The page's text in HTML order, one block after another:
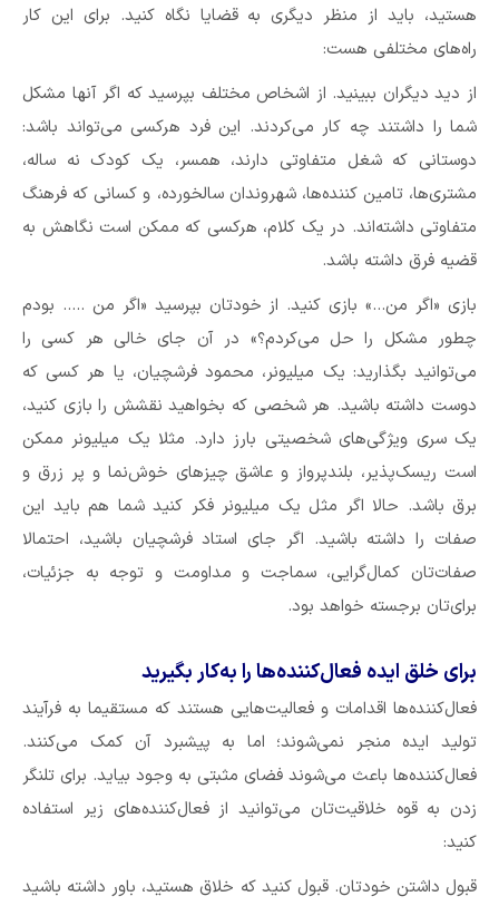
هستید، باید از منظر دیگری به قضایا نگاه کنید. برای این کار
راه‌های مختلفی هست:
از دید دیگران ببینید. از اشخاص مختلف بپرسید که اگر آنها مشکل
شما را داشتند چه کار می‌کردند. این فرد هرکسی می‌تواند باشد:‌
دوستانی که شغل متفاوتی دارند، همسر، یک کودک نه ساله،
مشتری‌ها، تامین کننده‌ها، شهروندان سالخورده، و کسانی که فرهنگ
متفاوتی داشته‌اند. در یک کلام، هرکسی که ممکن است نگاهش به
قضیه فرق داشته باشد.
بازی «اگر من…» بازی کنید. از خودتان بپرسید «اگر من ….. بودم
چطور مشکل را حل می‌کردم؟» در آن جای خالی هر کسی را
می‌توانید بگذارید:‌ یک میلیونر، محمود فرشچیان، یا هر کسی که
دوست داشته باشید. هر شخصی که بخواهید نقشش را بازی کنید،
یک سری ویژگی‌های شخصیتی بارز دارد. مثلا یک میلیونر ممکن
است ریسک‌پذیر، بلندپرواز و عاشق چیز‌های خوش‌نما و پر زرق و
برق باشد. حالا اگر مثل یک میلیونر فکر کنید شما هم باید این
صفات را داشته باشید. اگر جای استاد فرشچیان باشید، احتمالا
صفات‌تان کمال‌گرایی، سماجت و مداومت و توجه به جزئیات،
برای‌تان برجسته خواهد بود.
برای خلق ایده فعال‌کننده‌ها را به‌کار بگیرید
فعال‌کننده‌ها اقدامات و فعالیت‌هایی هستند که مستقیما به فرآیند
تولید ایده منجر نمی‌شوند؛ اما به پیشبرد آن کمک می‌کنند.
فعال‌کننده‌ها باعث می‌شوند فضای مثبتی به وجود بیاید. برای تلنگر
زدن به قوه خلاقیت‌تان می‌توانید از فعال‌کننده‌های زیر استفاده
کنید:
قبول داشتن خودتان. قبول کنید که خلاق هستید، باور داشته باشید